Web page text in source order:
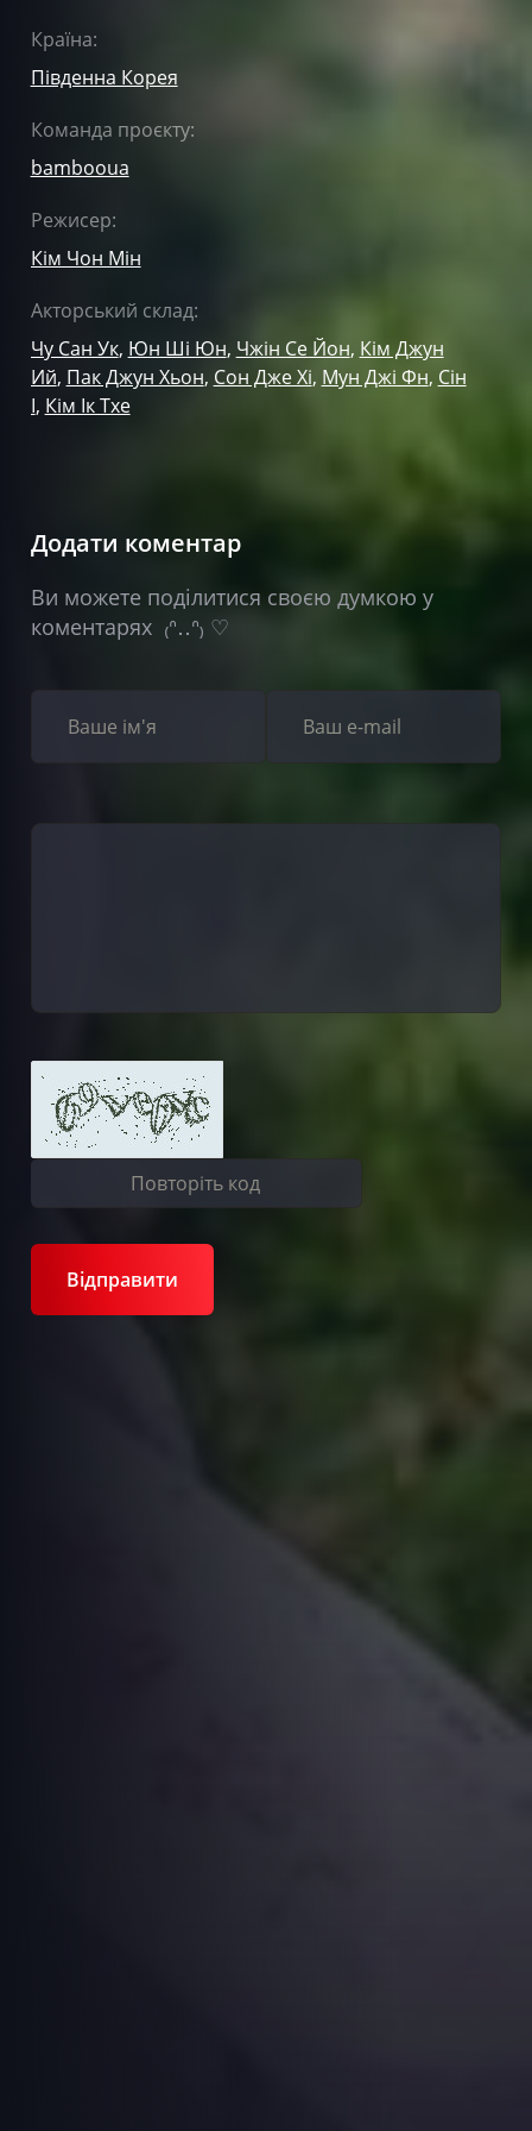
Країна:
Південна Корея
Команда проєкту:
bambooua
Режисер:
Кім Чон Мін
Акторський склад:
Чу Сан Ук, Юн Ші Юн, Чжін Се Йон, Кім Джун
Ий, Пак Джун Хьон, Сон Дже Хі, Мун Джі Фн, Сін
І, Кім Ік Тхе
Додати коментар
Ви можете поділитися своєю думкою у
коментарях ₍ᐢ‥ᐢ₎ ♡
Відправити